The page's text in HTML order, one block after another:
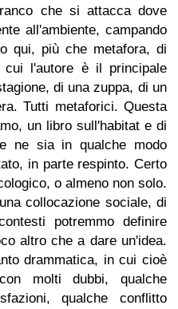
che si attacca dove
all'ambiente, campando
qui, più che metafora, di
cui l'autore è il principale
di una zuppa, di un
Tutti metaforici. Questa
un libro sull'habitat e di
ne sia in qualche modo
in parte respinto. Certo
o almeno non solo.
collocazione sociale, di
potremmo definire
altro che a dare un'idea.
drammatica, in cui cioè
molti dubbi, qualche
qualche conflitto